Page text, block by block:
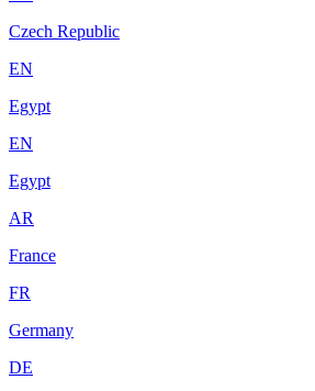
Czech Republic
EN
Egypt
EN
Egypt
AR
France
FR
Germany
DE